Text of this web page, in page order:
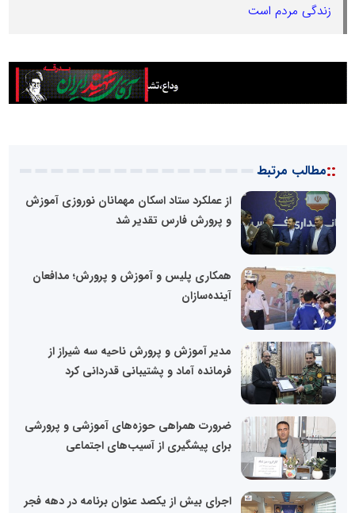
زندگی مردم است
::مطالب مرتبط
از عملکرد ستاد اسکان مهمانان نوروزی آموزش
و پرورش فارس تقدیر شد
همکاری پلیس و آموزش و پرورش؛ مدافعان
آینده‌سازان
مدیر آموزش و پرورش ناحیه سه شیراز از
فرمانده آماد و پشتیبانی قدردانی کرد
ضرورت همراهی حوزه‌های آموزشی و پرورشی
برای پیشگیری از آسیب‌های اجتماعی
اجرای بیش از یکصد عنوان برنامه در دهه فجر